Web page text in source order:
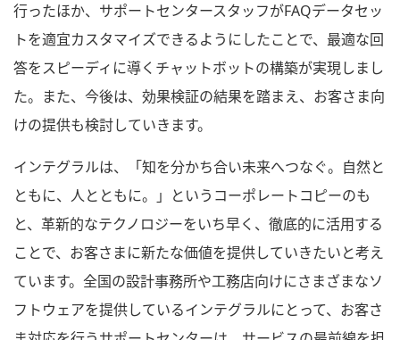
行ったほか、サポートセンタースタッフがFAQデータセッ
トを適宜カスタマイズできるようにしたことで、最適な回
答をスピーディに導くチャットボットの構築が実現しまし
た。また、今後は、効果検証の結果を踏まえ、お客さま向
けの提供も検討していきます。
インテグラルは、「知を分かち合い未来へつなぐ。自然と
ともに、人とともに。」というコーポレートコピーのも
と、革新的なテクノロジーをいち早く、徹底的に活用する
ことで、お客さまに新たな価値を提供していきたいと考え
ています。全国の設計事務所や工務店向けにさまざまなソ
フトウェアを提供しているインテグラルにとって、お客さ